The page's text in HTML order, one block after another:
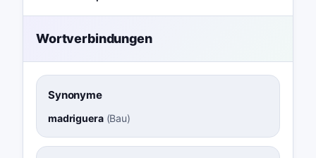
Wortverbindungen
Synonyme
madriguera(Bau)